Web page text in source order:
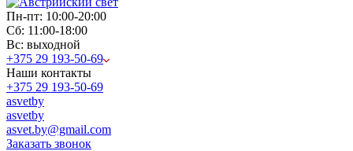
Пн-пт: 10:00-20:00
Сб: 11:00-18:00
Вс: выходной
+375 29 193-50-69
Наши контакты
+375 29 193-50-69
asvetby
asvetby
asvet.by@gmail.com
Заказать звонок